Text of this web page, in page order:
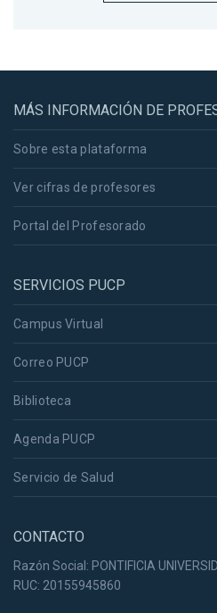
MÁS INFORMACIÓN DE
Sobre esta plataforma
Ver cifras de profesores
Portal del Profesorado
SERVICIOS PUCP
Campus Virtual
Correo PUCP
Biblioteca
Agenda PUCP
Servicio de Salud
CONTACTO
Razón Social: PONTIFICIA
RUC: 20155945860